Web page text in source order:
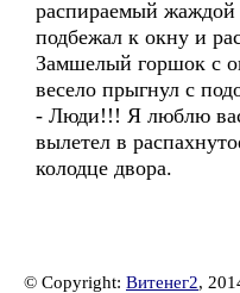
распираемый жаждой
подбежал к окну и
Замшелый горшок с
весело прыгнул с
- Люди!!! Я люблю
вылетел в
колодце двора.
© Copyright: Витенег2,